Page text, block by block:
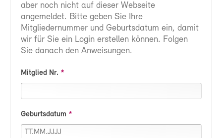
aber noch nicht auf dieser Webseite
angemeldet. Bitte geben Sie Ihre
Mitgliedernummer und Geburtsdatum ein, damit
wir für Sie ein Login erstellen können. Folgen
Sie danach den Anweisungen.
Mitglied Nr.
Geburtsdatum